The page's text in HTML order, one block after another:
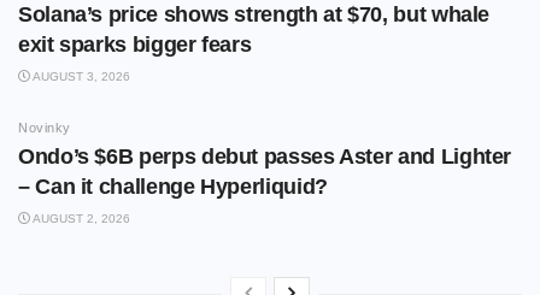
Solana’s price shows strength at $70, but whale
exit sparks bigger fears
AUGUST 3, 2026
Novinky
Ondo’s $6B perps debut passes Aster and Lighter
– Can it challenge Hyperliquid?
AUGUST 2, 2026